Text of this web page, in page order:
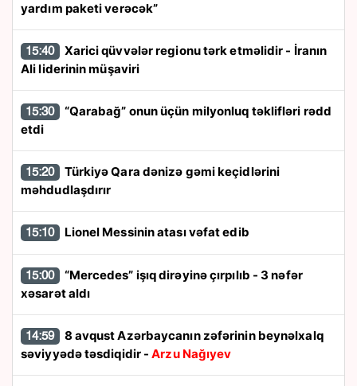
yardım paketi verəcək”
15:40
Ali liderinin müşaviri
15:30
etdi
15:20
məhdudlaşdırır
15:10 Lionel Messinin atası vəfat edib
15:00
xəsarət aldı
14:59
səviyyədə təsdiqidir -Arzu Nağıyev